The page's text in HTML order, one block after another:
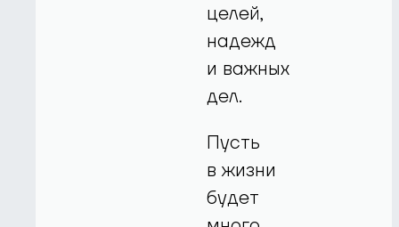
целей,
надежд
и важных
дел.
Пусть
в жизни
будет